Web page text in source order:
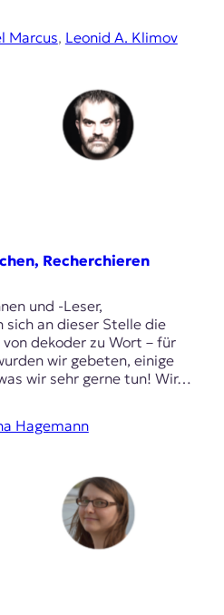
Marcus, Leonid A. Klimov
Recherchieren
und -Leser,
sich an dieser Stelle die
dekoder zu Wort – für
wir gebeten, einige
wir sehr gerne tun! Wir…
Hagemann